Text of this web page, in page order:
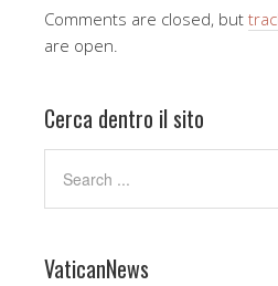
Comments are closed, but
are open.
Cerca dentro il sito
VaticanNews